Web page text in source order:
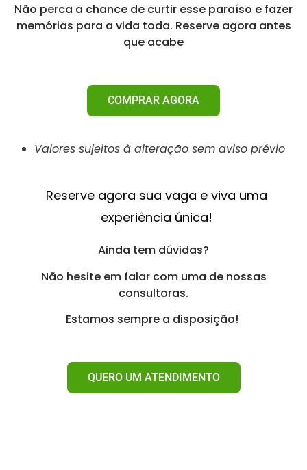
Não perca a chance de curtir esse paraíso e fazer
memórias para a vida toda. Reserve agora antes
que acabe
COMPRAR AGORA
Valores sujeitos à alteração sem aviso prévio
Reserve agora sua vaga e viva uma
experiência única!
Ainda tem dúvidas?
Não hesite em falar com uma de nossas
consultoras.
Estamos sempre a disposição!
QUERO UM ATENDIMENTO